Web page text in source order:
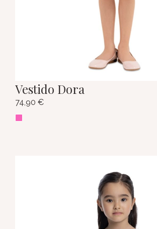
Vestido Dora
74,90 €